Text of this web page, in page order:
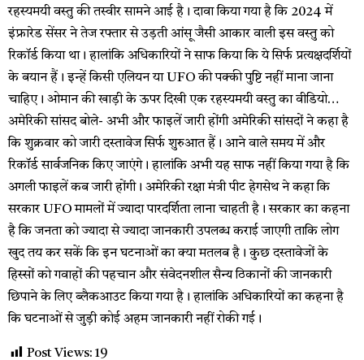
रहस्यमयी वस्तु की तस्वीर सामने आई है। दावा किया गया है कि 2024 में
इंफ्रारेड सेंसर ने तेज रफ्तार से उड़ती आंसू जैसी आकार वाली इस वस्तु को
रिकॉर्ड किया था। हालांकि अधिकारियों ने साफ किया कि ये सिर्फ प्रत्यक्षदर्शियों
के बयान हैं। इन्हें किसी एलियन या UFO की पक्की पुष्टि नहीं माना जाना
चाहिए। ओमान की खाड़ी के ऊपर दिखी एक रहस्यमयी वस्तु का वीडियो…
अमेरिकी सांसद बोले- अभी और फाइलें जारी होंगी अमेरिकी सांसदों ने कहा है
कि शुक्रवार को जारी दस्तावेज सिर्फ शुरुआत हैं। आने वाले समय में और
रिकॉर्ड सार्वजनिक किए जाएंगे। हालांकि अभी यह साफ नहीं किया गया है कि
अगली फाइलें कब जारी होंगी। अमेरिकी रक्षा मंत्री पीट हेगसेथ ने कहा कि
सरकार UFO मामलों में ज्यादा पारदर्शिता लाना चाहती है। सरकार का कहना
है कि जनता को ज्यादा से ज्यादा जानकारी उपलब्ध कराई जाएगी ताकि लोग
खुद तय कर सकें कि इन घटनाओं का क्या मतलब है। कुछ दस्तावेजों के
हिस्सों को गवाहों की पहचान और संवेदनशील सैन्य ठिकानों की जानकारी
छिपाने के लिए ब्लैकआउट किया गया है। हालांकि अधिकारियों का कहना है
कि घटनाओं से जुड़ी कोई अहम जानकारी नहीं रोकी गई।
Post Views: 19